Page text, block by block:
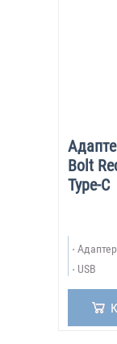
Bolt
Type-C
USB